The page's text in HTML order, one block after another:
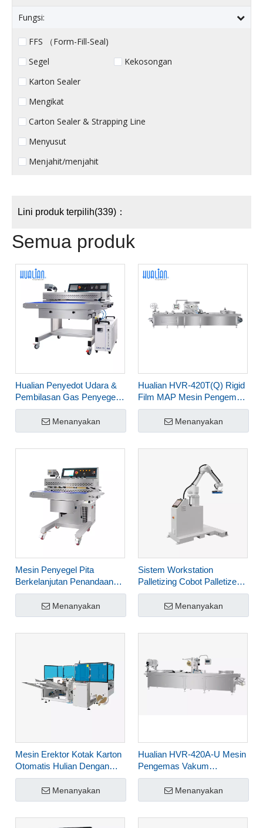
Fungsi:
FFS （Form-Fill-Seal)
Segel
Kekosongan
Karton Sealer
Mengikat
Carton Sealer & Strapping Line
Menyusut
Menjahit/menjahit
Lini produk terpilih(339)：
Semua produk
Hualian Penyedot Udara &
Pembilasan Gas Penyegel
Pita Berkelanjutan dengan
Penandaan Laser UV CO2
FRJ-1120WH
Menanyakan
Hualian HVR-420T(Q) Rigid
Film MAP Mesin Pengemas
Vakum Thermoforming
untuk Daging Makanan Siap
Saji Salmon Seafood
Menanyakan
Mesin Penyegel Pita
Berkelanjutan Penandaan
Laser UV Hualian FRJ-
Menanyakan
Sistem Workstation
Palletizing Cobot Palletizer
Otomatis Hualian untuk
Kotak Karton HPR-40-6
Menanyakan
Mesin Erektor Kotak Karton
Otomatis Hulian Dengan
Penyegelan Bawah Kertas
Kraft yang diaktifkan Air
HCE-544W-L
Menanyakan
Hualian HVR-420A-U Mesin
Pengemas Vakum
Thermoforming Peta Output
Tinggi Otomatis Untuk
Pengemasan Makanan
Menanyakan